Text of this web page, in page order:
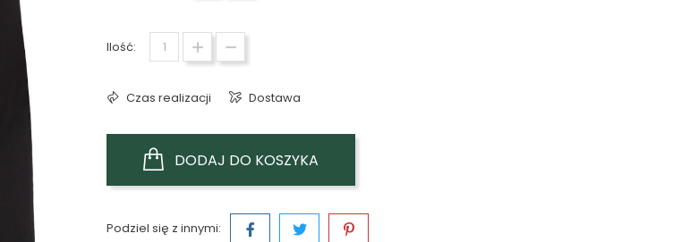
Ilość:
Czas realizacji Dostawa
DODAJ DO KOSZYKA
Podziel się z innymi: